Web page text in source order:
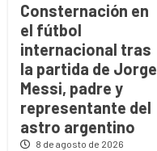
Consternación en
el fútbol
internacional tras
la partida de Jorge
Messi, padre y
representante del
astro argentino
8 de agosto de 2026